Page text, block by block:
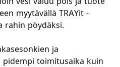
myytävällä TRAYit -
rahin pöydäksi.
ja
pidempi toimitusaika kuin